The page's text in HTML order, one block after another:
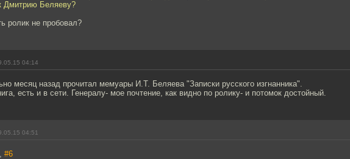
Дмитрию Беляеву?
ролик не пробовал?
04:14
месяц назад прочитал мемуары И.Т. Беляева "Записки русского изгнанника".
есть и в сети. Генералу- мое почтение, как видно по ролику- и потомок достойный.
04:51
#6